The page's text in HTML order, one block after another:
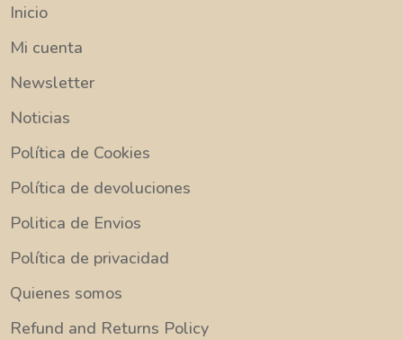
Inicio
Mi cuenta
Newsletter
Noticias
Política de Cookies
Política de devoluciones
Politica de Envios
Política de privacidad
Quienes somos
Refund and Returns Policy